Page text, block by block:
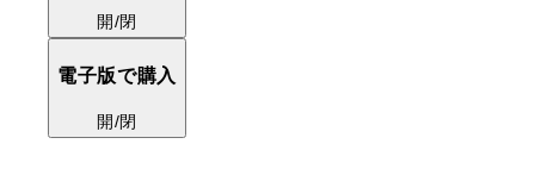
開/閉
電子版で購入
開/閉